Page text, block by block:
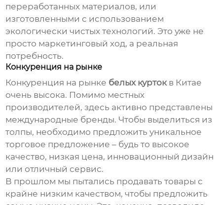
переработанных материалов, или
изготовленными с использованием
экологически чистых технологий. Это уже не
просто маркетинговый ход, а реальная
потребность.
Конкуренция на рынке
Конкуренция на рынке белых куртокв Китае
очень высока. Помимо местных
производителей, здесь активно представлены
международные бренды. Чтобы выделиться из
толпы, необходимо предложить уникальное
торговое предложение – будь то высокое
качество, низкая цена, инновационный дизайн
или отличный сервис.
В прошлом мы пытались продавать товары с
крайне низким качеством, чтобы предложить